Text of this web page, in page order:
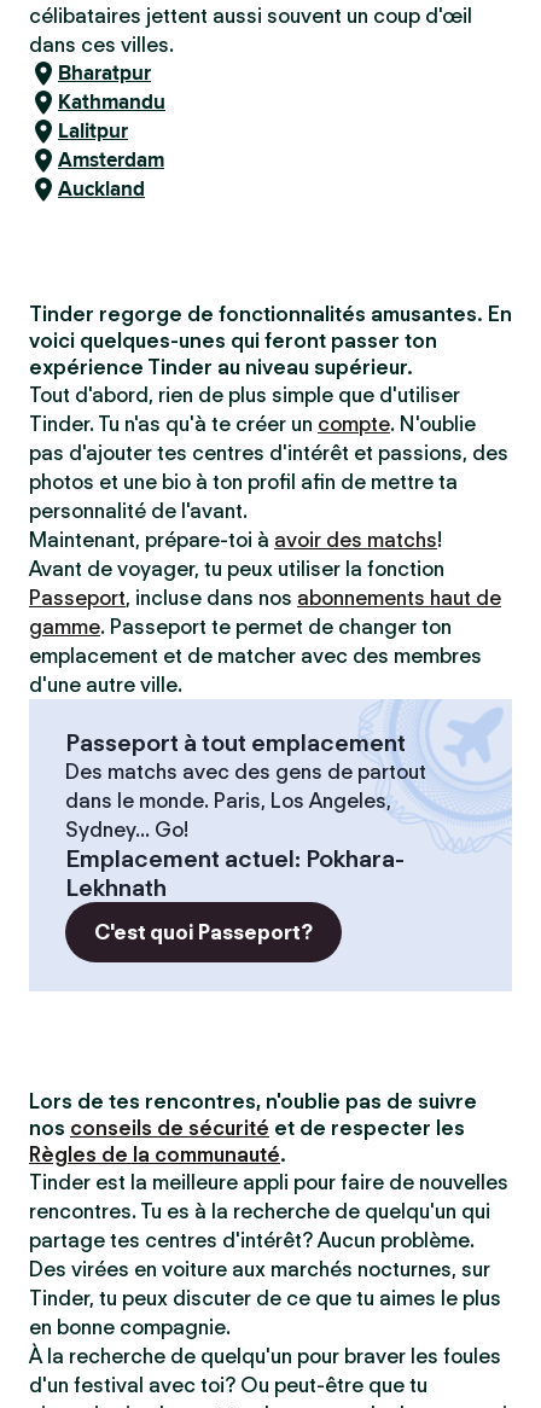
célibataires jettent aussi souvent un coup d'œil
dans ces villes.
Bharatpur
Kathmandu
Lalitpur
Amsterdam
Auckland
Tinder regorge de fonctionnalités amusantes. En
voici quelques-unes qui feront passer ton
expérience Tinder au niveau supérieur.
Tout d'abord, rien de plus simple que d'utiliser
Tinder. Tu n'as qu'à te créer un compte. N'oublie
pas d'ajouter tes centres d'intérêt et passions, des
photos et une bio à ton profil afin de mettre ta
personnalité de l'avant.
Maintenant, prépare-toi à avoir des matchs!
Avant de voyager, tu peux utiliser la fonction
Passeport, incluse dans nos abonnements haut de
gamme. Passeport te permet de changer ton
emplacement et de matcher avec des membres
d'une autre ville.
Passeport à tout emplacement
Des matchs avec des gens de partout
dans le monde. Paris, Los Angeles,
Sydney... Go!
Emplacement actuel: Pokhara-
Lekhnath
C'est quoi Passeport?
Lors de tes rencontres, n'oublie pas de suivre
nos conseils de sécurité et de respecter les
Règles de la communauté.
Tinder est la meilleure appli pour faire de nouvelles
rencontres. Tu es à la recherche de quelqu'un qui
partage tes centres d'intérêt? Aucun problème.
Des virées en voiture aux marchés nocturnes, sur
Tinder, tu peux discuter de ce que tu aimes le plus
en bonne compagnie.
À la recherche de quelqu'un pour braver les foules
d'un festival avec toi? Ou peut-être que tu